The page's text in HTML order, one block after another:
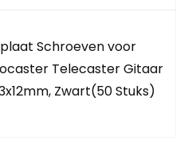
Schroeven voor
Telecaster Gitaar
Zwart(50 Stuks)